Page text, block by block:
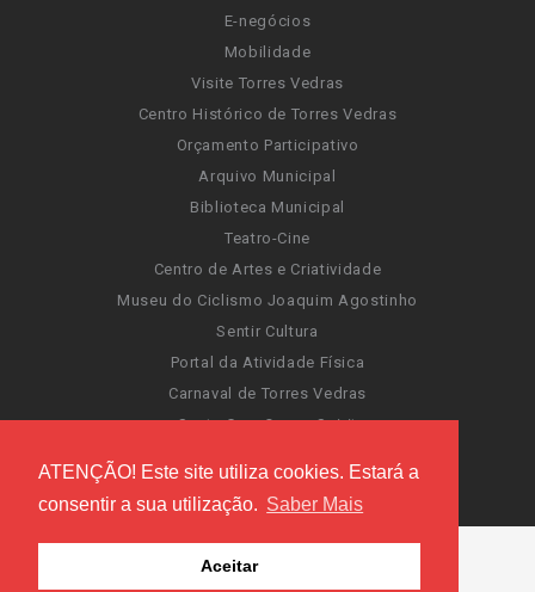
ATENÇÃO! Este site utiliza cookies. Estará a
consentir a sua utilização. Saber Mais
Aceitar
E-negócios
Mobilidade
Visite Torres Vedras
Centro Histórico de Torres Vedras
Orçamento Participativo
Arquivo Municipal
Biblioteca Municipal
Teatro-Cine
Centro de Artes e Criatividade
Museu do Ciclismo Joaquim Agostinho
Sentir Cultura
Portal da Atividade Física
Carnaval de Torres Vedras
Santa Cruz Ocean Spirit